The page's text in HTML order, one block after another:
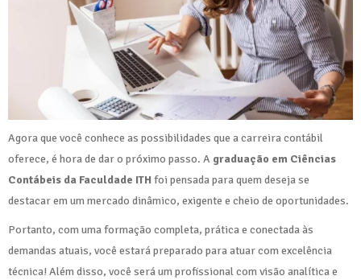
Agora que você conhece as possibilidades que a carreira contábil
oferece, é hora de dar o próximo passo. A graduação em Ciências
Contábeis da Faculdade ITH foi pensada para quem deseja se
destacar em um mercado dinâmico, exigente e cheio de oportunidades.
Portanto, com uma formação completa, prática e conectada às
demandas atuais, você estará preparado para atuar com excelência
técnica! Além disso, você será um profissional com visão analítica e